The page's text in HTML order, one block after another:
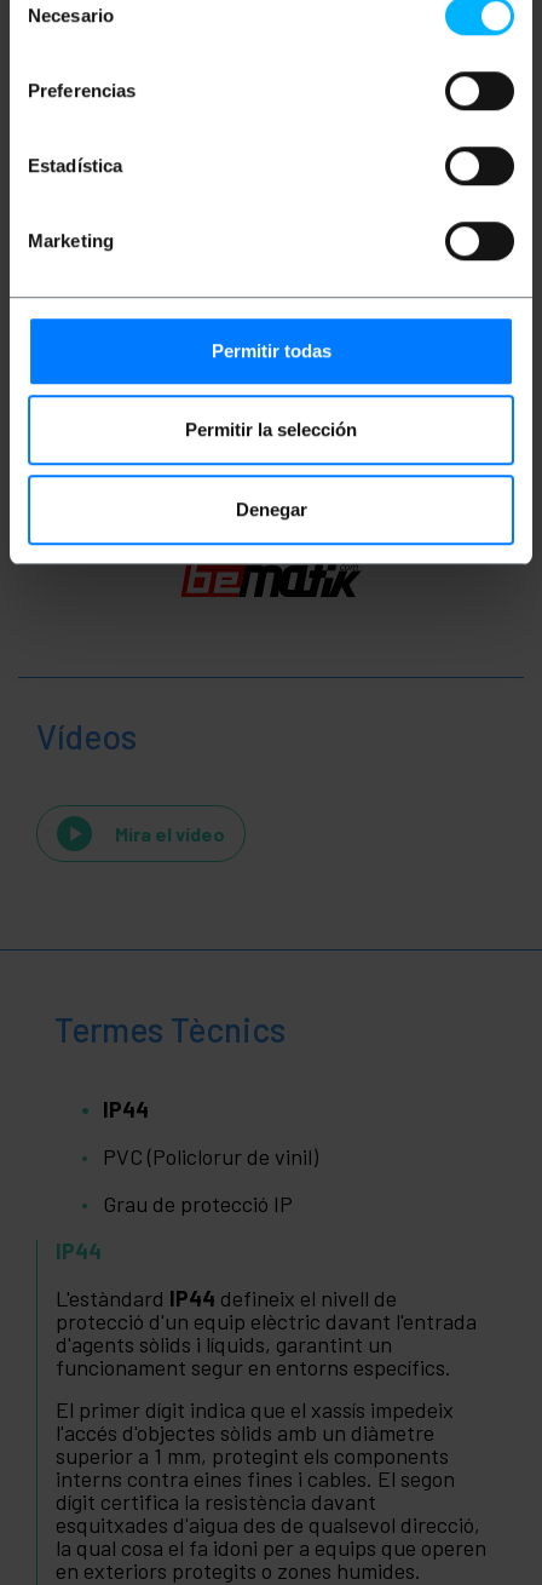
Necesario
Preferencias
Estadística
Marketing
Permitir todas
Permitir la selección
Denegar
Nombre de paquets: 1
Fitxa de producte 1
Vídeos
Mira el vídeo
Termes Tècnics
IP44
PVC (Policlorur de vinil)
Grau de protecció IP
IP44
L'estàndard IP44 defineix el nivell de
protecció d'un equip elèctric davant l'entrada
d'agents sòlids i líquids, garantint un
funcionament segur en entorns específics.
El primer dígit indica que el xassís impedeix
l'accés d'objectes sòlids amb un diàmetre
superior a 1 mm, protegint els components
interns contra eines fines i cables. El segon
dígit certifica la resistència davant
esquitxades d'aigua des de qualsevol direcció,
la qual cosa el fa idoni per a equips que operen
en exteriors protegits o zones humides.